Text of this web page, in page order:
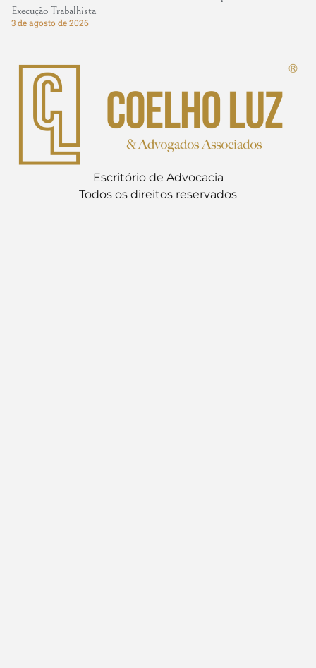
Execução Trabalhista
3 de agosto de 2026
Escritório de Advocacia
Todos os direitos reservados